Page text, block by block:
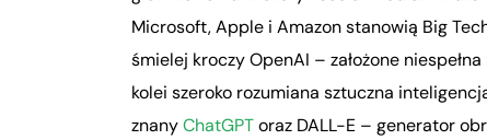
Microsoft, Apple i Amazon stanowią Big
śmielej kroczy OpenAI – założone
kolei szeroko rozumiana sztuczna
znanyChatGPToraz DALL-E – generator